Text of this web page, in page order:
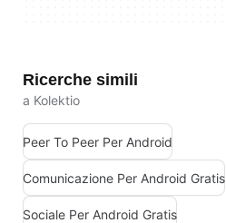
Ricerche simili
a Kolektio
Peer To Peer Per Android
Comunicazione Per Android Gratis
Sociale Per Android Gratis